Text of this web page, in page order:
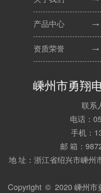
嵊州市勇翔
联系
电话：
手机：
邮 箱：
地 址：浙江省绍兴市嵊州
Copyright © 2020 嵊州市
产品中心
资质荣誉